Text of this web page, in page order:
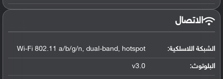
الاتصال
الشبكة اللاسلكية: Wi-Fi 802.11 a/b/g/n, dual-band, hotspot
البلوتوث:
v3.0